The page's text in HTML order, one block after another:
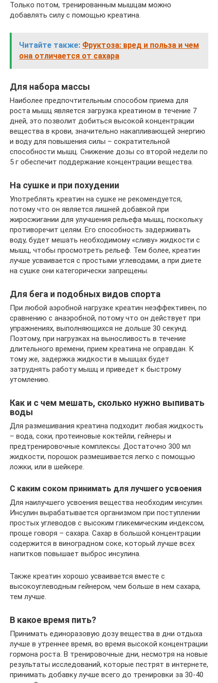
Только потом, тренированным мышцам можно
добавлять силу с помощью креатина.
Читайте также: Фруктоза: вред и польза и чем
она отличается от сахара
Для набора массы
Наиболее предпочтительным способом приема для
роста мышц является загрузка креатином в течение 7
дней, это позволит добиться высокой концентрации
вещества в крови, значительно накапливающей энергию
и воду для повышения силы – сократительной
способности мышц. Снижение дозы со второй недели по
5 г обеспечит поддержание концентрации вещества.
На сушке и при похудении
Употреблять креатин на сушке не рекомендуется,
потому что он является лишней добавкой при
жиросжигании для улучшения рельефа мышц, поскольку
противоречит целям. Его способность задерживать
воду, будет мешать необходимому «сливу» жидкости с
мышц, чтобы просмотреть рельеф. Тем более, креатин
лучше усваивается с простыми углеводами, а при диете
на сушке они категорически запрещены.
Для бега и подобных видов спорта
При любой аэробной нагрузке креатин неэффективен, по
сравнению с анаэробной, потому что он действует при
упражнениях, выполняющихся не дольше 30 секунд.
Поэтому, при нагрузках на выносливость в течение
длительного времени, прием креатина не оправдан. К
тому же, задержка жидкости в мышцах будет
затруднять работу мышц и приведет к быстрому
утомлению.
Как и с чем мешать, сколько нужно выпивать
воды
Для размешивания креатина подходит любая жидкость
– вода, соки, протеиновые коктейли, гейнеры и
предтренировочные комплексы. Достаточно 300 мл
жидкости, порошок размешивается легко с помощью
ложки, или в шейкере.
С каким соком принимать для лучшего усвоения
Для наилучшего усвоения вещества необходим инсулин.
Инсулин вырабатывается организмом при поступлении
простых углеводов с высоким гликемическим индексом,
проще говоря – сахара. Сахар в большой концентрации
содержится в виноградном соке, который лучше всех
напитков повышает выброс инсулина.
Также креатин хорошо усваивается вместе с
высокоуглеводным гейнером, чем больше в нем сахара,
тем лучше.
В какое время пить?
Принимать единоразовую дозу вещества в дни отдыха
лучше в утреннее время, во время высокой концентрации
гормона роста. В тренировочные дни, несмотря на новые
результаты исследований, которые пестрят в интернете,
принимать добавку лучше всего до тренировки за 30-40